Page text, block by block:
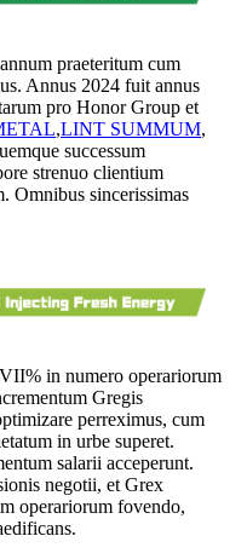
praeteritum cum
Annus 2024 fuit annus
pro Honor Group et
,LINT SUMMUM,
successum
strenuo clientium
Omnibus sincerissimas
in numero operariorum
Gregis
perreximus, cum
in urbe superet.
salarii acceperunt.
negotii, et Grex
operariorum fovendo,